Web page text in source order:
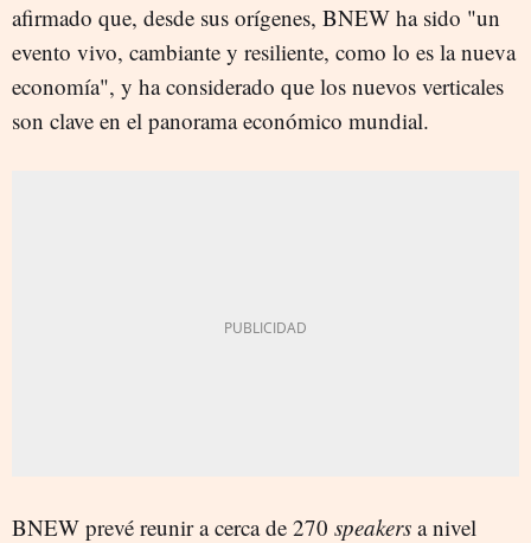
afirmado que, desde sus orígenes, BNEW ha sido "un
evento vivo, cambiante y resiliente, como lo es la nueva
economía", y ha considerado que los nuevos verticales
son clave en el panorama económico mundial.
BNEW prevé reunir a cerca de 270 speakers a nivel